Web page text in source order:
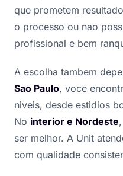
que prometem
o processo ou nao
profissional e bem
A escolha tambem
Sao Paulo, voce
niveis, desde estidios
No interior e Nordeste
ser melhor. A Unit
com qualidade